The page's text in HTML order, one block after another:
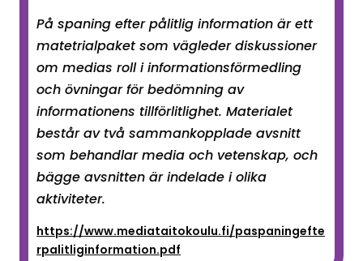
På spaning efter pålitlig information är ett
matetrialpaket som vägleder diskussioner
om medias roll i informationsförmedling
och övningar för bedömning av
informationens tillförlitlighet. Materialet
består av två sammankopplade avsnitt
som behandlar media och vetenskap, och
bägge avsnitten är indelade i olika
aktiviteter.
https://www.mediataitokoulu.fi/paspaningefte
rpalitliginformation.pdf